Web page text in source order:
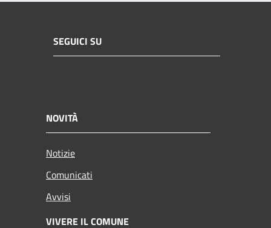
SEGUICI SU
NOVITÀ
Notizie
Comunicati
Avvisi
VIVERE IL COMUNE